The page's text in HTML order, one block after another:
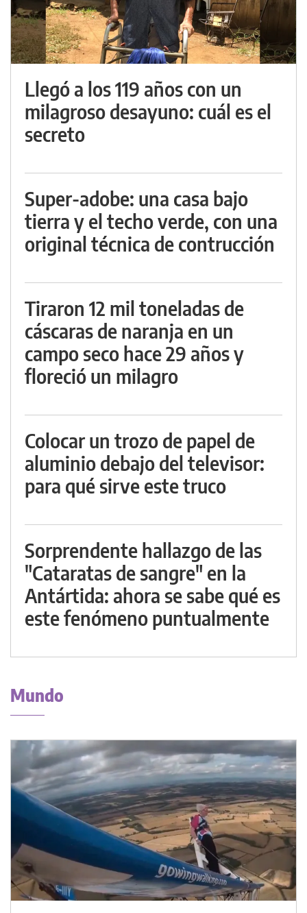
Llegó a los 119 años con un
milagroso desayuno: cuál es el
secreto
Super-adobe: una casa bajo
tierra y el techo verde, con una
original técnica de contrucción
Tiraron 12 mil toneladas de
cáscaras de naranja en un
campo seco hace 29 años y
floreció un milagro
Colocar un trozo de papel de
aluminio debajo del televisor:
para qué sirve este truco
Sorprendente hallazgo de las
"Cataratas de sangre" en la
Antártida: ahora se sabe qué es
este fenómeno puntualmente
Mundo